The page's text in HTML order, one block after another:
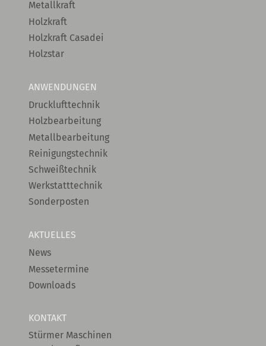
Metallkraft
Holzkraft
Holzkraft Casadei
Holzstar
ANWENDUNGEN
Drucklufttechnik
Holzbearbeitung
Metallbearbeitung
Reinigungstechnik
Schweißtechnik
Werkstatttechnik
Sonderposten
AKTUELLES
News
Messetermine
Downloads
KONTAKT
Stürmer Maschinen